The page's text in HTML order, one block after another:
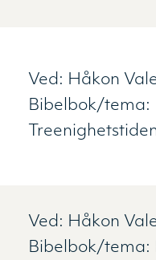
Ved: Håkon
Bibelbok/tema:
Ved: Håkon
Bibelbok/tema: